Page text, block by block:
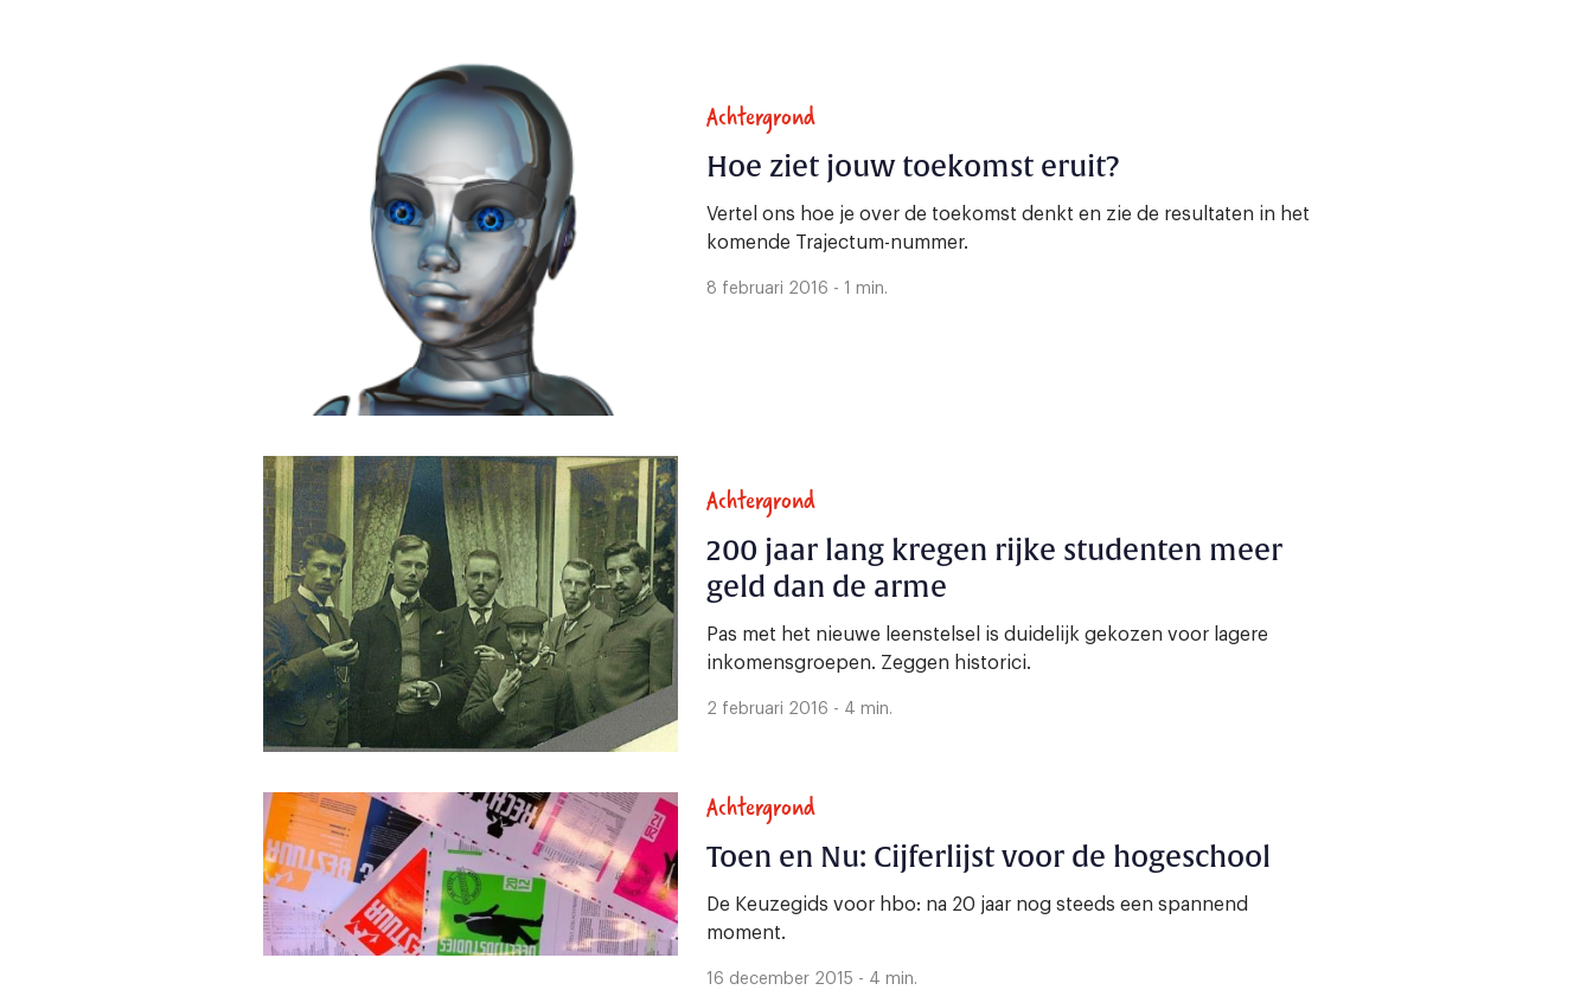
Achtergrond
Hoe ziet jouw toekomst eruit?
Vertel ons hoe je over de toekomst denkt en zie de resultaten in het
komende Trajectum-nummer.
8 februari 2016 - 1 min.
Achtergrond
200 jaar lang kregen rijke studenten meer
geld dan de arme
Pas met het nieuwe leenstelsel is duidelijk gekozen voor lagere
inkomensgroepen. Zeggen historici.
2 februari 2016 - 4 min.
Achtergrond
Toen en Nu: Cijferlijst voor de hogeschool
De Keuzegids voor hbo: na 20 jaar nog steeds een spannend
moment.
16 december 2015 - 4 min.